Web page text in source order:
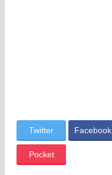
Twitter Facebook
Pocket